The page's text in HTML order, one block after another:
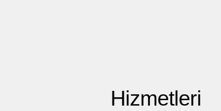
Hizmetleri